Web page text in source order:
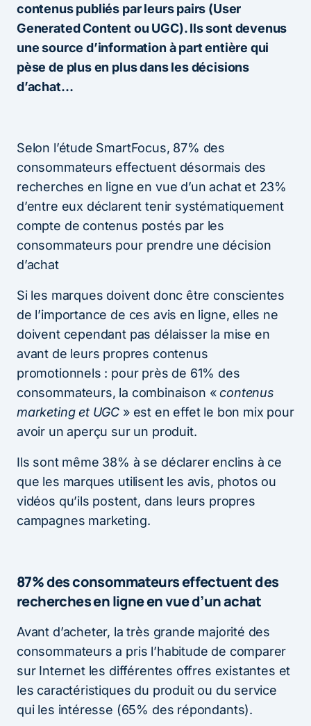
contenus publiés par leurs pairs (User
Generated Content ou UGC). Ils sont devenus
une source d’information à part entière qui
pèse de plus en plus dans les décisions
d’achat…
Selon l’étude SmartFocus, 87% des
consommateurs effectuent désormais des
recherches en ligne en vue d’un achat et 23%
d’entre eux déclarent tenir systématiquement
compte de contenus postés par les
consommateurs pour prendre une décision
d’achat
Si les marques doivent donc être conscientes
de l’importance de ces avis en ligne, elles ne
doivent cependant pas délaisser la mise en
avant de leurs propres contenus
promotionnels : pour près de 61% des
consommateurs, la combinaison «contenus
marketing et UGC » est en effet le bon mix pour
avoir un aperçu sur un produit.
Ils sont même 38% à se déclarer enclins à ce
que les marques utilisent les avis, photos ou
vidéos qu’ils postent, dans leurs propres
campagnes marketing.
87% des consommateurs effectuent des
recherches en ligne en vue d’un achat
Avant d’acheter, la très grande majorité des
consommateurs a pris l’habitude de comparer
sur Internet les différentes offres existantes et
les caractéristiques du produit ou du service
qui les intéresse (65% des répondants).